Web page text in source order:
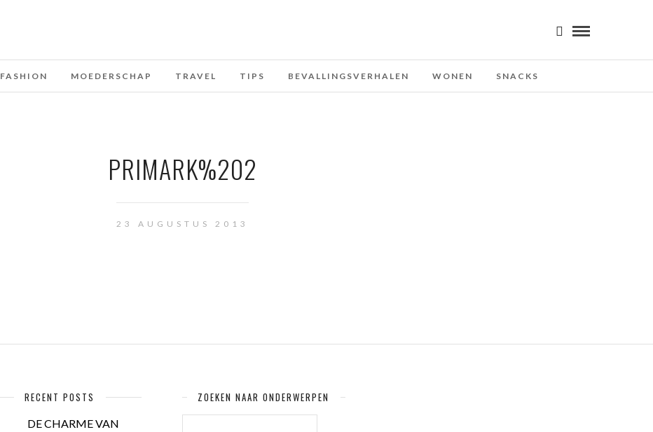
FASHION MOEDERSCHAP TRAVEL TIPS BEVALLINGSVERHALEN WONEN SNACKS
PRIMARK%202
23 AUGUSTUS 2013
RECENT POSTS
DE CHARME VAN
ZOEKEN NAAR ONDERWERPEN